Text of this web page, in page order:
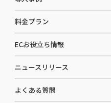
EC運用構築支援・運用支援
カスタマーサクセス
セキュリティ
デザイン制作
コンサルティング
選ばれる理由
開発体制
導入企業一覧
料金プラン
ECお役立ち情報
お役立ち資料
ニュースリリース
よくある質問